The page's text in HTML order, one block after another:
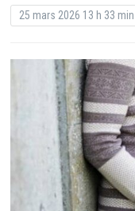
25 mars 2026 13 h 33 min